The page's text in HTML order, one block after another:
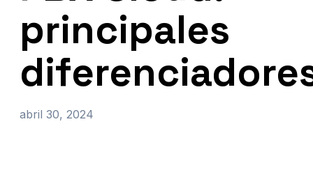
principales
abril 30, 2024